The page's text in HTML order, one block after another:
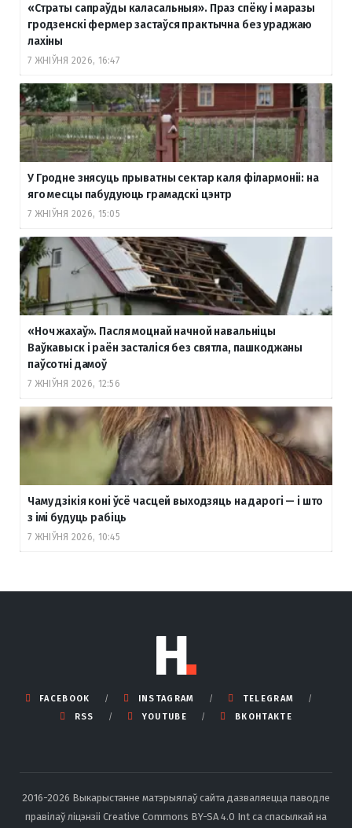
«Страты сапраўды каласальныя». Праз спёку і маразы
гродзенскі фермер застаўся практычна без ураджаю
лахіны
7 ЖНІЎНЯ 2026, 16:47
У Гродне знясуць прыватны сектар каля філармоніі: на
яго месцы пабудуюць грамадскі цэнтр
7 ЖНІЎНЯ 2026, 15:05
«Ноч жахаў». Пасля моцнай начной навальніцы
Ваўкавыск і раён засталіся без святла, пашкоджаны
паўсотні дамоў
7 ЖНІЎНЯ 2026, 12:56
Чаму дзікія коні ўсё часцей выходзяць на дарогі — і што
з імі будуць рабіць
7 ЖНІЎНЯ 2026, 10:45
FACEBOOK INSTAGRAM
TELEGRAM
RSS
YOUTUBE ВКОНТАКТЕ
2016-2026 Выкарыстанне матэрыялаў сайта дазваляецца паводле
правілаў ліцэнзіі Creative Commons BY-SA 4.0 Int са спасылкай на